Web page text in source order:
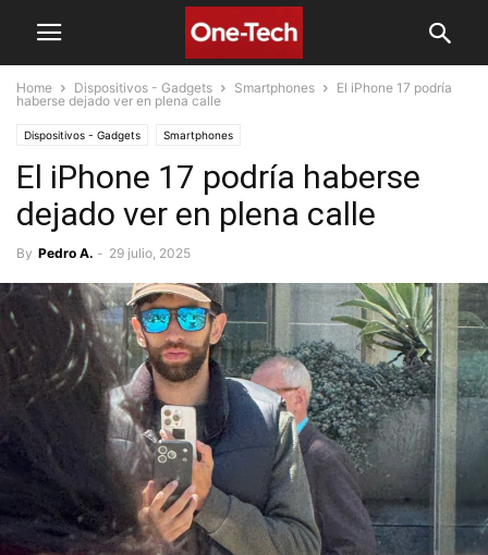
Home Dispositivos - Gadgets Smartphones
El iPhone 17 podría
haberse dejado ver en plena calle
Dispositivos - Gadgets Smartphones
El iPhone 17 podría haberse
dejado ver en plena calle
By Pedro A. - 29 julio, 2025